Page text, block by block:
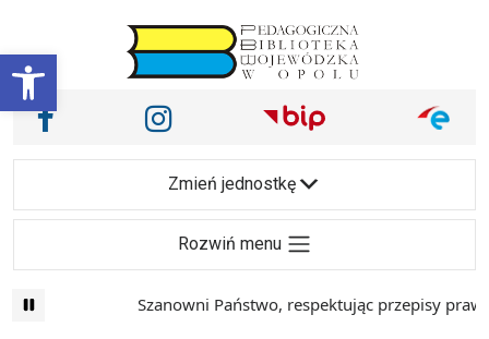
Otwórz pasek narzędzi
Main Navigation
Nasze media społecznościowe i inne
Facebook Instagram
Zmień jednostkę
Rozwiń menu
Szanowni Państwo, respektując przepisy prawa